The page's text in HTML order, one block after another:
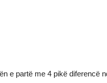
e partë me 4 pikë diferencë